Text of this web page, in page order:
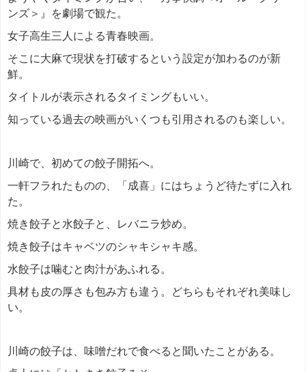
ンズ＞』を劇場で観た。
女子高生三人による青春映画。
そこに大麻で現状を打破するという設定が加わるのが新
鮮。
タイトルが表示されるタイミングもいい。
知っている過去の映画がいくつも引用されるのも楽しい。
川崎で、初めての餃子開拓へ。
一軒フラれたものの、「成喜」にはちょうど待たずに入れ
た。
焼き餃子と水餃子と、レバニラ炒め。
焼き餃子はキャベツのシャキシャキ感。
水餃子は噛むと肉汁があふれる。
具材も皮の厚さも包み方も違う。どちらもそれぞれ美味し
い。
川崎の餃子は、味噌だれで食べると聞いたことがある。